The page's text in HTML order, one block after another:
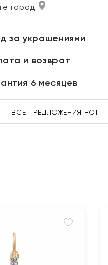
город
за украшениями
и возврат
6 месяцев
ВСЕ ПРЕДЛОЖЕНИЯ HOT